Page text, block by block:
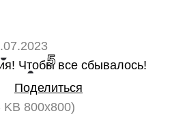
5
Поделиться
KB 800x800)